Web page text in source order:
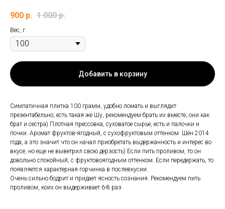
900 р. 1 000 р.
Вес, г
Добавить в корзину
Симпатичная плитка 100 грамм, удобно ломать и выглядит
презентабельно, есть такая же Шу, рекомендуем брать их вместе, они как
брат и сестра) Плотная прессовка, суховатое сырье, есть и палочки и
почки. Аромат фруктов-ягодный, с сухофруктовым оттенком. Шен 2014
года, а это значит что он начал приобретать выдержанность и интерес во
вкусе, но еще не выветрил свою дерзость) Если пить проливом, то он
довольно спокойный, с фруктовоягодным оттенком. Если передержать, то
появляется характерная горчинка в послевкусии.
Очень сильно бодрит и придает ясность сознания. Рекомендуем пить
проливом, коих он выдерживает 6-8 раз.